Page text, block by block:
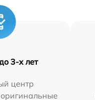
3-х лет
центр